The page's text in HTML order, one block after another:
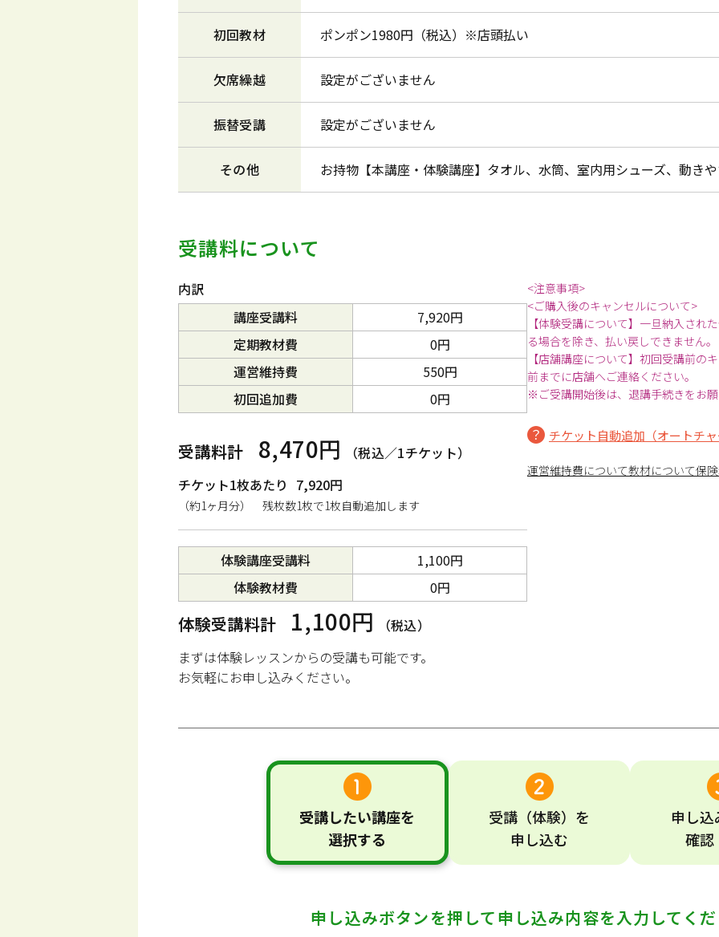
初回教材 ポンポン1980円（税込）※店頭払い
欠席繰越 設定がございません
振替受講 設定がございません
その他 お持物【本講座・体験講座】タオル、水筒、室内用シューズ、動き
受講料について
内訳
講座受講料
7,920円
定期教材費
0円
運営維持費
550円
初回追加費
0円
受講料計 8,470円
（税込／1チケット）
チケット1枚あたり 7,920円
（約1ヶ月分） 残枚数1枚で1枚自動追加します
体験講座受講料
1,100円
体験教材費
0円
体験受講料計 1,100円
（税込）
まずは体験レッスンからの受講も可能です。
お気軽にお申し込みください。
<注意事項>
<ご購入後のキャンセルについて>
【体験受講について】一旦納入され
る場合を除き、払い戻しできません。
【店舗講座について】初回受講前の
前までに店舗へご連絡ください。
※ご受講開始後は、退講手続きをお
チケット自動追加（オートチ
運営維持費について教材について保
受講したい講座を
選択する
受講 （体験） を
申し込む
申し込
確認
申し込みボタンを押して申し込み内容を入力してく